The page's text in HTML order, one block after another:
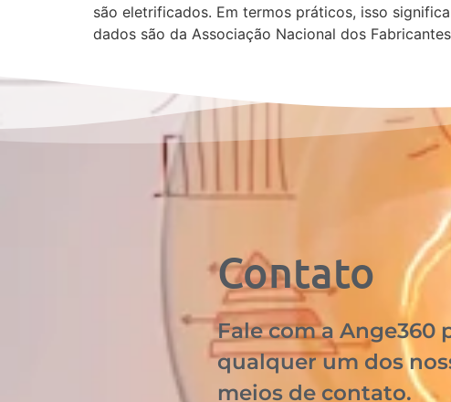
são eletrificados. Em termos práticos, isso
dados são da Associação Nacional dos
Contato
Fale com a Ange360
qualquer um dos
meios de contato.